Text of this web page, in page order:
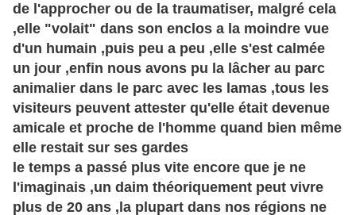
de l'approcher ou de la traumatiser, malgré cela
,elle "volait" dans son enclos a la moindre vue
d'un humain ,puis peu a peu ,elle s'est calmée
un jour ,enfin nous avons pu la lâcher au parc
animalier dans le parc avec les lamas ,tous les
visiteurs peuvent attester qu'elle était devenue
amicale et proche de l'homme quand bien même
elle restait sur ses gardes
le temps a passé plus vite encore que je ne
l'imaginais ,un daim théoriquement peut vivre
plus de 20 ans ,la plupart dans nos régions ne